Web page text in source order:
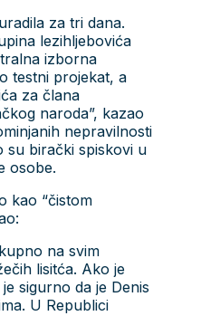
za tri dana.
lezihljebovića
izborna
testni projekat, a
za člana
naroda”, kazao
nepravilnosti
su birački spiskovi u
osobe.
kao “čistom
na svim
lisitća. Ako je
sigurno da je Denis
U Republici